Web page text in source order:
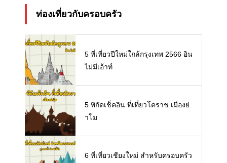
ท่องเที่ยวกับครอบครัว
5 ที่เที่ยวปีใหม่ใกล้กรุงเทพ 2566 อิน
ไม่มีเอ้าท์
5 พิกัดเช็คอิน ที่เที่ยวโคราช เมืองย่
าโม
6 ที่เที่ยวเชียงใหม่ สำหรับครอบครัว